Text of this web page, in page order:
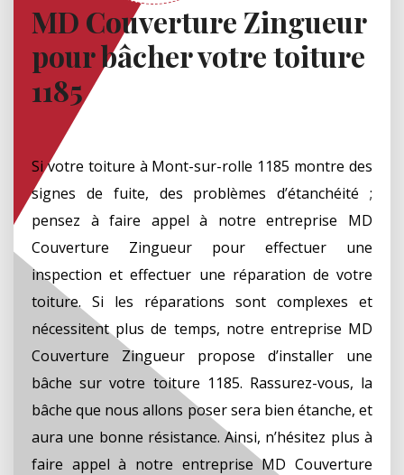
MD Couverture Zingueur
pour bâcher votre toiture
1185
Si votre toiture à Mont-sur-rolle 1185 montre des
signes de fuite, des problèmes d’étanchéité ;
pensez à faire appel à notre entreprise MD
Couverture Zingueur pour effectuer une
inspection et effectuer une réparation de votre
toiture. Si les réparations sont complexes et
nécessitent plus de temps, notre entreprise MD
Couverture Zingueur propose d’installer une
bâche sur votre toiture 1185. Rassurez-vous, la
bâche que nous allons poser sera bien étanche, et
aura une bonne résistance. Ainsi, n’hésitez plus à
faire appel à notre entreprise MD Couverture